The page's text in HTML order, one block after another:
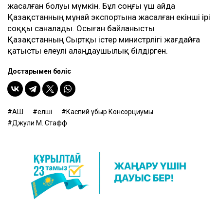
жасалған болуы мүмкін. Бұл соңғы үш айда
Қазақстанның мұнай экспортына жасалған екінші ірі
соққы саналады. Осыған байланысты
Қазақстанның Сыртқы істер министрлігі жағдайға
қатысты елеулі алаңдаушылық білдірген.
Достарыңмен бөліс
АҚШ елші
Каспий Құбыр Консорциумы
Джули М. Стафф